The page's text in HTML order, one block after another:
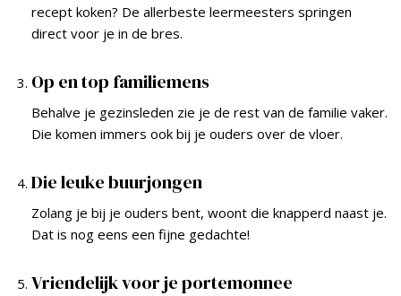
recept koken? De allerbeste leermeesters springen
direct voor je in de bres.
Op en top familiemens
Behalve je gezinsleden zie je de rest van de familie vaker.
Die komen immers ook bij je ouders over de vloer.
Die leuke buurjongen
Zolang je bij je ouders bent, woont die knapperd naast je.
Dat is nog eens een fijne gedachte!
Vriendelijk voor je portemonnee